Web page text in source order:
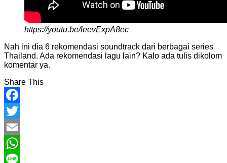
https://youtu.be/leevExpA8ec
Nah ini dia 6 rekomendasi soundtrack dari berbagai series
Thailand. Ada rekomendasi lagu lain? Kalo ada tulis dikolom
komentar ya.
Share This
Facebook
Twitter
Email
WhatsApp